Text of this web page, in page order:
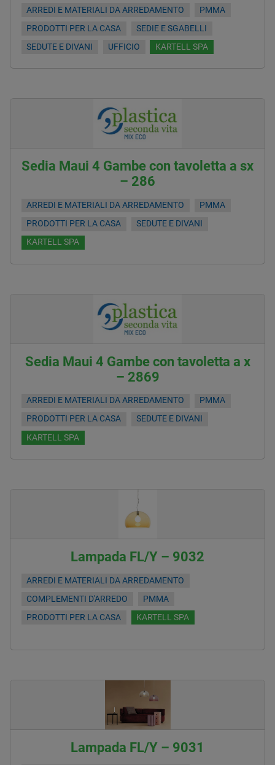
ARREDI E MATERIALI DA ARREDAMENTO
PMMA
PRODOTTI PER LA CASA
SEDIE E SGABELLI
SEDUTE E DIVANI
UFFICIO KARTELL SPA
Sedia Maui 4 Gambe con tavoletta a sx
– 286
ARREDI E MATERIALI DA ARREDAMENTO
PMMA
PRODOTTI PER LA CASA
SEDUTE E DIVANI
KARTELL SPA
Sedia Maui 4 Gambe con tavoletta a x
– 2869
ARREDI E MATERIALI DA ARREDAMENTO
PMMA
PRODOTTI PER LA CASA
SEDUTE E DIVANI
KARTELL SPA
Lampada FL/Y – 9032
ARREDI E MATERIALI DA ARREDAMENTO
COMPLEMENTI D'ARREDO
PMMA
PRODOTTI PER LA CASA
KARTELL SPA
Lampada FL/Y – 9031